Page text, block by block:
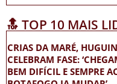
🔝 TOP 10 MAIS
CRIAS DA MARÉ,
CELEBRAM FASE:
BEM DIFÍCIL E SEMPRE